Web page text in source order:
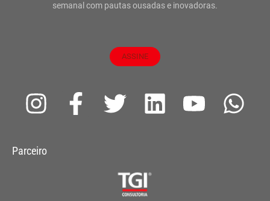
semanal com pautas ousadas e inovadoras.
ASSINE
I
s
F
a
T
t
L
Y
W
Parceiro